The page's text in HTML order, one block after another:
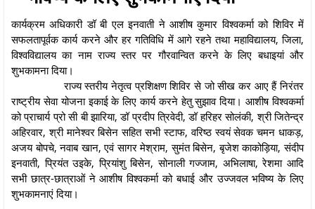
कार्यक्रम अधिकारी डॉ बी एल इनवाती ने आशीष कुमार विश्वकर्मा को शिविर में
सफलतापूर्वक कार्य करने और हर गतिविधि में आगे रहने तथा महाविद्यालय, जिला,
विश्वविद्यालय का नाम राज्य स्तर पर गौरवान्वित करने के लिए बधाइयां और
शुभकामना दिया।
राज्य स्तरीय नेतृत्व प्रशिक्षण शिविर से जो सीख कर आए हैं निरंतर
राष्ट्रीय सेवा योजना इकाई के लिए कार्य करने हेतु सुझाव दिया। आशीष विश्वकर्मा
को प्राचार्य प्रो सी बी झारिया, डॉ प्रदीप त्रिवेदी, डॉ हरिहर सोलंकी, श्री जितेन्द्र
अहिरवार, श्री मानेश्वर बिसेन सहित सभी स्टाफ, वरिष्ठ स्वयं सेवक चमन धाकड़,
अजय बोपचे, नवाब खान, एवं सागर मेश्राम, सुमंत बिसेन, बृजेश काकोड़िया, संदीप
इनवाती, प्रियंत उइके, प्रियांशु बिसेन, सोनाली गज्जाम, अभिलाषा, रेशमा आदि
सभी छात्र-छात्राओं ने आशीष विश्वकर्मा को बधाई और उज्जवल भविष्य के लिए
शुभकामनाएं दिया।